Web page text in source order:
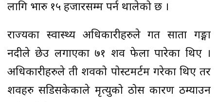
लागि भारु १५ हजारसम्म पर्न थालेको छ ।
राज्यका स्वास्थ्य अधिकारीहरुले गत साता गङ्गा
नदीले छेउ लगाएका ७१ शव फेला पारेका थिए ।
अधिकारीहरुले ती शवको पोस्टमर्टम गरेका थिए तर
शवहरु सडिसकेकाले मृत्युको ठोस कारण ठम्याउन